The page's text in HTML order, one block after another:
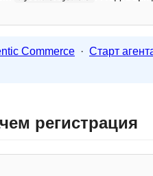
Commerce · Старт
регистрация